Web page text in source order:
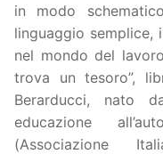
in modo
linguaggio semplice,
nel mondo del
trova un tesoro”,
Berarducci, nato
educazione
(Associazione